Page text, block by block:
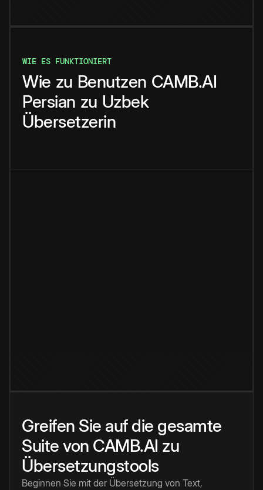
WIE ES FUNKTIONIERT
Wie zu Benutzen CAMB.AI
Persian zu Uzbek
Übersetzerin
Greifen Sie auf die gesamte
Suite von CAMB.AI zu
Übersetzungstools
Beginnen Sie mit der Übersetzung von Text,